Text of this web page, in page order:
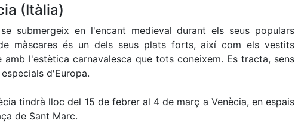
(Itàlia)
submergeix en l'encant medieval durant els seus populars
màscares és un dels seus plats forts, així com els vestits
l'estètica carnavalesca que tots coneixem. Es tracta, sens
d'Europa.
tindrà lloc del 15 de febrer al 4 de març a Venècia, en espais
de Sant Marc.